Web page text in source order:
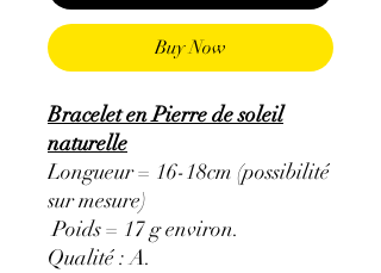
Buy Now
Bracelet en Pierre de soleil
naturelle
Longueur = 16-18cm (possibilité
sur mesure)
Poids = 17 g environ.
Qualité : A.